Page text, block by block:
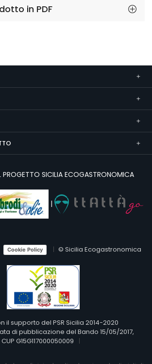
in PDF
PROGETTO SICILIA ECOGASTRONOMICA
|
Cookie Policy © Sicilia Ecogastronomica
il supporto del PSR Sicilia 2014-2020
di pubblicazione del Bando 15/05/2017,
CUP G15G117000050009